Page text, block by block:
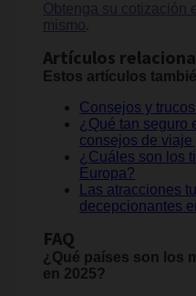
Obtenga su cotización
mismo.
Artículos
Estos artículos
Consejos y
¿Qué tan seguro
consejos de viaje
¿Cuáles son los
Europa?
Las atracciones
decepcionantes
FAQ
¿Qué países son los
en 2025?